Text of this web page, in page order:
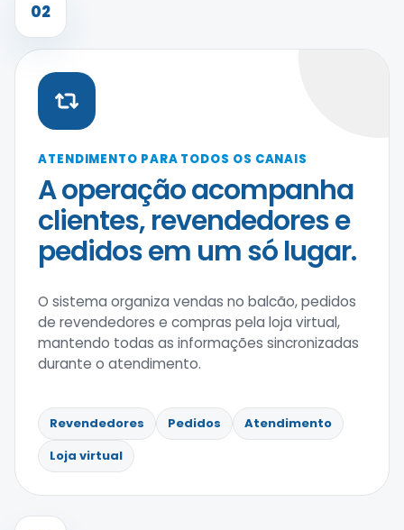
02
ATENDIMENTO PARA TODOS OS CANAIS
A operação acompanha
clientes, revendedores e
pedidos em um só lugar.
O sistema organiza vendas no balcão, pedidos
de revendedores e compras pela loja virtual,
mantendo todas as informações sincronizadas
durante o atendimento.
Revendedores Pedidos
Atendimento
Loja virtual